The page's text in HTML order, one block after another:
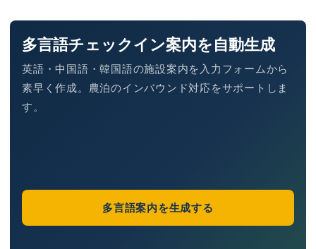
多言語チェックイン案内を自動生成
英語・中国語・韓国語の施設案内を入力フォームから
素早く作成。農泊のインバウンド対応をサポートしま
す。
多言語案内を生成する